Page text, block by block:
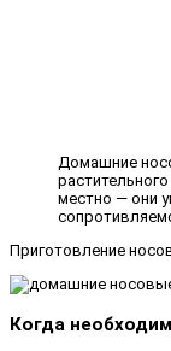
Домашние
местно — они
Приготовление
Когда